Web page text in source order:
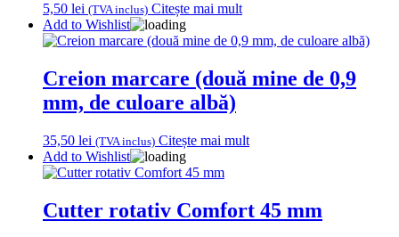
5,50 lei (TVA inclus) Citește mai mult
Add to Wishlist
Creion marcare (două mine de 0,9
mm, de culoare albă)
35,50 lei (TVA inclus) Citește mai mult
Add to Wishlist
Cutter rotativ Comfort 45 mm